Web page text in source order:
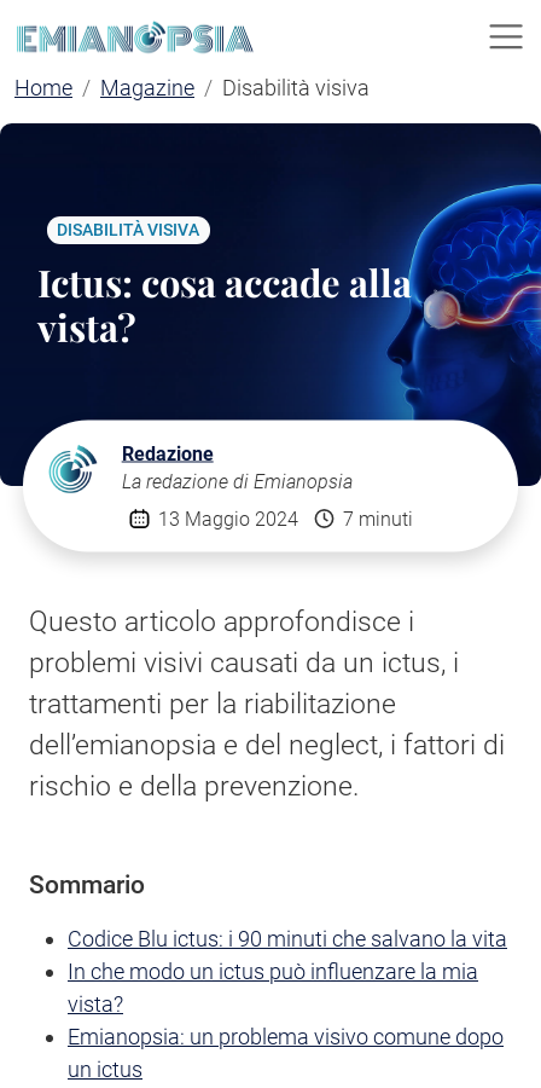
Home Magazine Disabilità visiva
DISABILITÀ VISIVA
Ictus: cosa accade alla
vista?
Redazione
La redazione di Emianopsia
13 Maggio 2024
7 minuti
Questo articolo approfondisce i
problemi visivi causati da un ictus, i
trattamenti per la riabilitazione
dell’emianopsia e del neglect, i fattori di
rischio e della prevenzione.
Sommario
Codice Blu ictus: i 90 minuti che salvano la vita
In che modo un ictus può influenzare la mia
vista?
Emianopsia: un problema visivo comune dopo
un ictus